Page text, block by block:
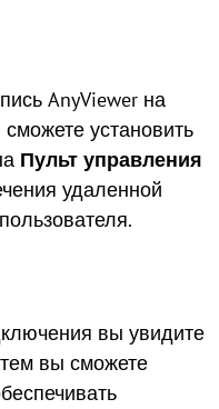
AnyViewer на
установить
Пульт управления
удаленной
вы увидите
вы сможете